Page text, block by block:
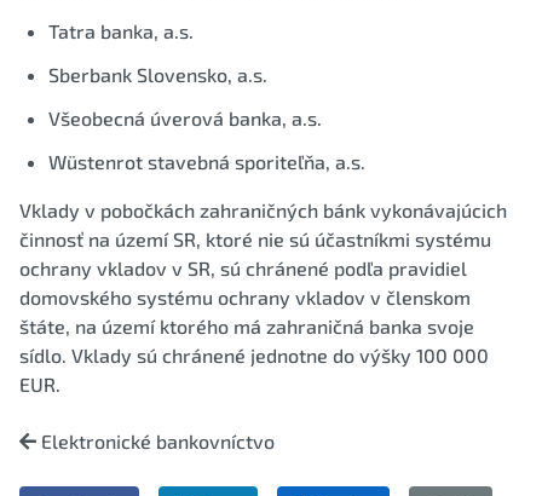
Tatra banka, a.s.
Sberbank Slovensko, a.s.
Všeobecná úverová banka, a.s.
Wüstenrot stavebná sporiteľňa, a.s.
Vklady v pobočkách zahraničných bánk vykonávajúcich
činnosť na území SR, ktoré nie sú účastníkmi systému
ochrany vkladov v SR, sú chránené podľa pravidiel
domovského systému ochrany vkladov v členskom
štáte, na území ktorého má zahraničná banka svoje
sídlo. Vklady sú chránené jednotne do výšky 100 000
EUR.
Elektronické bankovníctvo